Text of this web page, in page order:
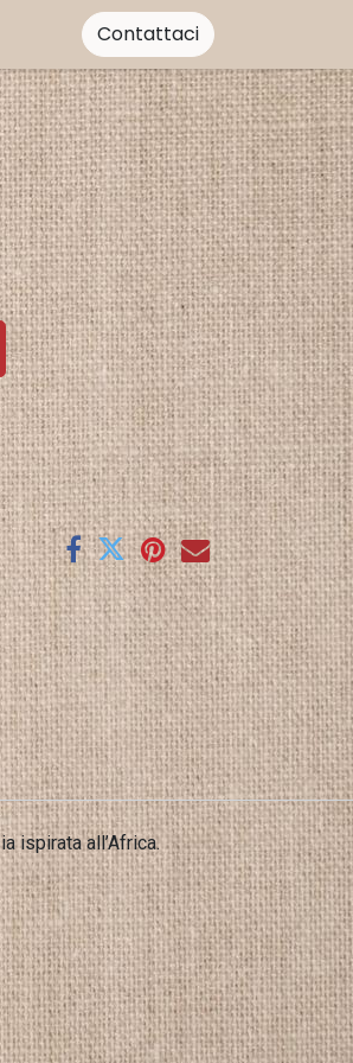
Contattaci
ispirata all’Africa.